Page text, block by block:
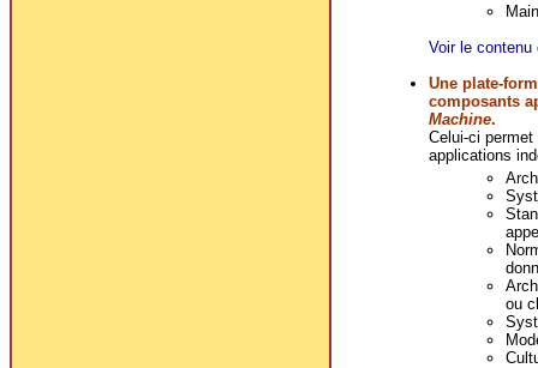
Voir le contenu
Une plate-
composants
Machine.
Celui-ci
applications
ou